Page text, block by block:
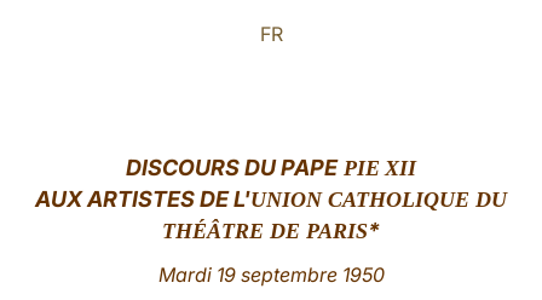
中文
FR
DISCOURS DU PAPEPIE XII
AUX ARTISTES DE L'UNION CATHOLIQUE DU
THÉÂTRE DE PARIS*
Mardi 19 septembre 1950